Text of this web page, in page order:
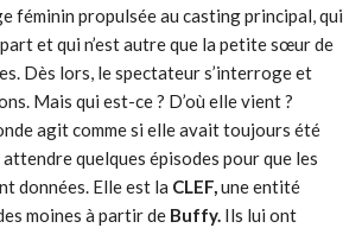
féminin propulsée au casting principal, qui
et qui n’est autre que la petite sœur de
Dès lors, le spectateur s’interroge et
Mais qui est-ce ? D’où elle vient ?
agit comme si elle avait toujours été
quelques épisodes pour que les
données. Elle est la CLEF,une entité
moines à partir de Buffy. Ils lui ont